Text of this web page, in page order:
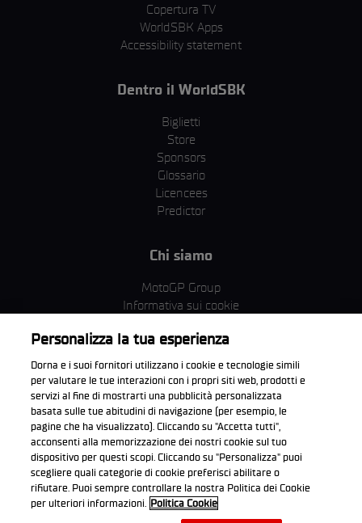
Copertura TV
WorldSBK Apps
Accessibility statement
Dentro il WorldSBK
Biglietti
Store
Sponsors
Glossario
Licencees
Predictor
Chi siamo
MotoGP Group
Informativa sui cookie
Corporate & ESG
Condizioni della Privacy
Condizioni di acquisto
Scarica l'app ufficiale WorldSBK
Personalizza la tua esperienza
Dorna e i suoi fornitori utilizzano i cookie e tecnologie simili
per valutare le tue interazioni con i propri siti web, prodotti e
servizi al fine di mostrarti una pubblicità personalizzata
basata sulle tue abitudini di navigazione (per esempio, le
pagine che ha visualizzato). Cliccando su "Accetta tutti",
acconsenti alla memorizzazione dei nostri cookie sul tuo
dispositivo per questi scopi. Cliccando su "Personalizza" puoi
scegliere quali categorie di cookie preferisci abilitare o
rifiutare. Puoi sempre controllare la nostra Politica dei Cookie
per ulteriori informazioni. Politica Cookie